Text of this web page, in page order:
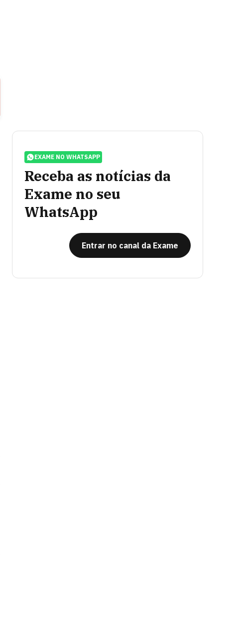
EXAME NO WHATSAPP
Receba as notícias da
Exame no seu
WhatsApp
Entrar no canal da Exame